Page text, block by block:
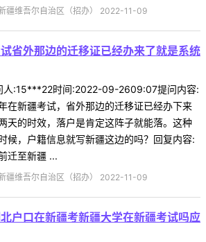
疆维吾尔自治区（招办） 2022-11-09
省外那边的迁移证已经办来了就是系统
人:15***22时间:2022-09-2609:07提问内容:
在新疆考试，省外那边的迁移证已经办下来
天的时效，落户是肯定这阵子就能落。这种
候，户籍信息就写新疆这边的吗？回复内容:
迁至新疆 ...
疆维吾尔自治区（招办） 2022-11-09
户口在新疆考新疆大学在新疆考试吗应